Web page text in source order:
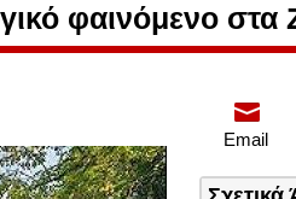
φαινόμενο στα
Email